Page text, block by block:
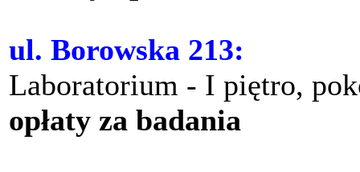
ul. Borowska 213:
Laboratorium - I piętro,
opłaty za badania